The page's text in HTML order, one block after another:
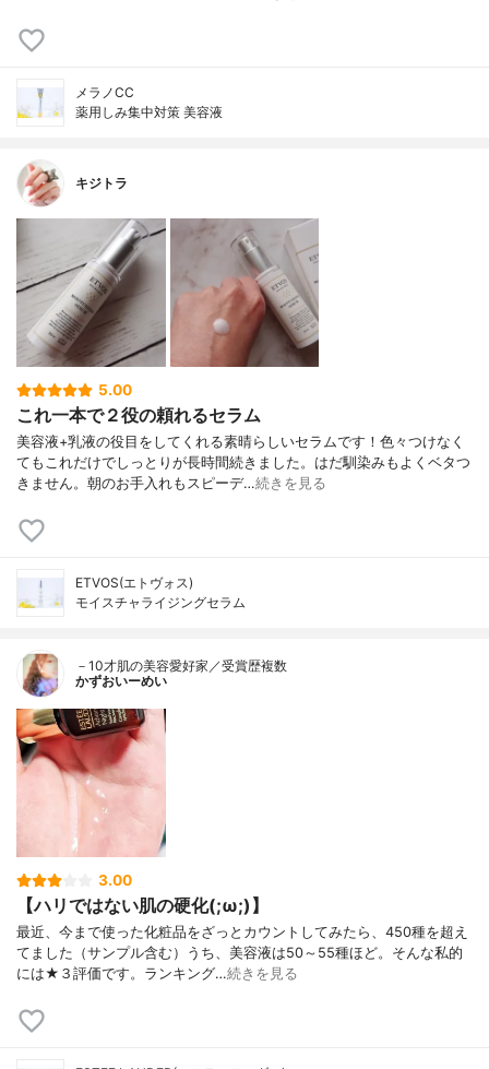
メラノCC
薬用しみ集中対策 美容液
キジトラ
5.00
これ一本で２役の頼れるセラム
美容液+乳液の役目をしてくれる素晴らしいセラムです！色々つけなく
てもこれだけでしっとりが長時間続きました。はだ馴染みもよくベタつ
きません。朝のお手入れもスピーデ…続きを見る
ETVOS(エトヴォス)
モイスチャライジングセラム
－10才肌の美容愛好家／受賞歴複数
かずおいーめい
3.00
【ハリではない肌の硬化(;ω;)】
最近、今まで使った化粧品をざっとカウントしてみたら、450種を超え
てました（サンプル含む）うち、美容液は50～55種ほど。そんな私的
には★３評価です。ランキング…続きを見る